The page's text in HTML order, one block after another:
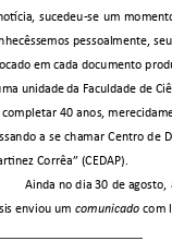
sucedeu-se um
pessoalmente,
em cada documento
unidade da Faculdade de
completar 40 anos,
a se chamar Centro de
Corrêa” (CEDAP).
Ainda no dia 30 de agosto,
enviou um comunicado com